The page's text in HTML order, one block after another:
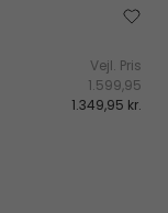
Vejl. Pris
1.599,95
1.349,95 kr.